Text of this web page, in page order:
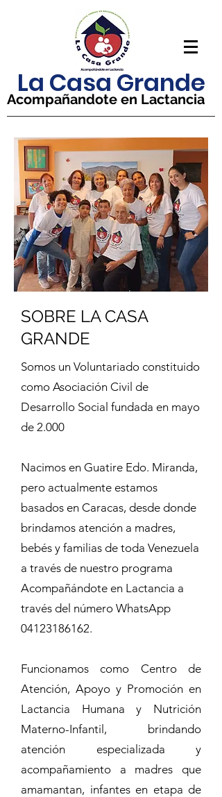
La Casa Grande
Acompañandote en Lactancia
SOBRE LA CASA
GRANDE
Somos un Voluntariado constituido
como Asociación Civil de
Desarrollo Social fundada en mayo
de 2.000
Nacimos en Guatire Edo. Miranda,
pero actualmente estamos
basados en Caracas, desde donde
brindamos atención a madres,
bebés y familias de toda Venezuela
a través de nuestro programa
Acompañándote en Lactancia a
través del número WhatsApp
04123186162.
Funcionamos como Centro de
Atención, Apoyo y Promoción en
Lactancia Humana y Nutrición
Materno-Infantil, brindando
atención especializada y
acompañamiento a madres que
amamantan, infantes en etapa de